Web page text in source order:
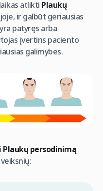
atlikti Plaukų
ir galbūt geriausias
patyręs arba
įvertins paciento
galimybes.
Plaukų persodinimą